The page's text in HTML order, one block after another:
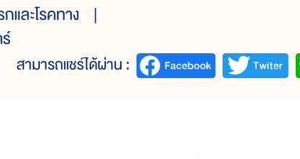
และโรคทาง
สามารถแชร์ได้ผ่าน :